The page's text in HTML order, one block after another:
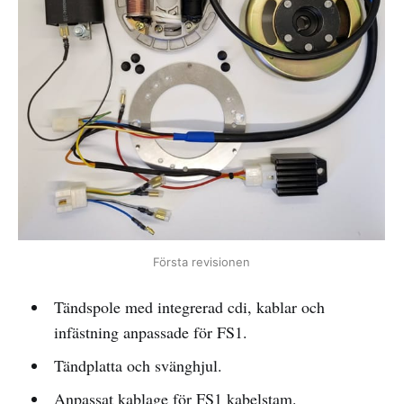
Första revisionen
Tändspole med integrerad cdi, kablar och
infästning anpassade för FS1.
Tändplatta och svänghjul.
Anpassat kablage för FS1 kabelstam.